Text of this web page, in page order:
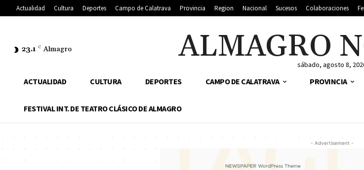
Actualidad Cultura Deportes Campo de Calatrava Provincia Region Nacional Sucesos Colaboraciones
23.1 C Almagro ALMAGRO
sábado, agosto 8,
ACTUALIDAD CULTURA DEPORTES CAMPO DE CALATRAVA PROVINCIA
FESTIVAL INT. DE TEATRO CLÁSICO DE ALMAGRO
- Advertisement -